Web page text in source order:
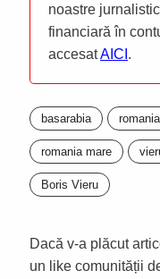
noastre
financiară în
accesatAICI .
basarabia romania
romania mare
Boris Vieru
Dacă v-a plăcut
un like comunității